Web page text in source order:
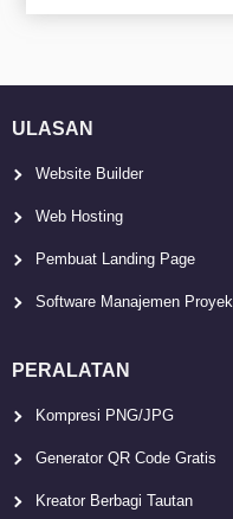
ULASAN
Website Builder
Web Hosting
Pembuat Landing Page
Software Manajemen Proyek
PERALATAN
Kompresi PNG/JPG
Generator QR Code Gratis
Kreator Berbagi Tautan